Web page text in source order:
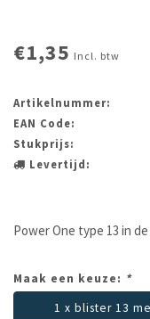
€1,35 Incl. btw
Artikelnummer:
EAN Code:
Stukprijs:
Levertijd:
Power One type 13 in
Maak een keuze: *
1 x blister 13